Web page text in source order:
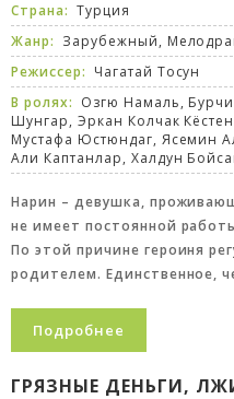
Страна: Турция
Жанр: Зарубежный,
Режиссер: Чагатай Тосун
В ролях: Озгю Намаль,
Шунгар, Эркан Колчак
Мустафа Юстюндаг, Ясемин
Али Каптанлар, Халдун
Нарин – девушка,
не имеет постоянной
По этой причине героиня
родителем. Единственное,
Подробнее
ГРЯЗНЫЕ ДЕНЬГИ,